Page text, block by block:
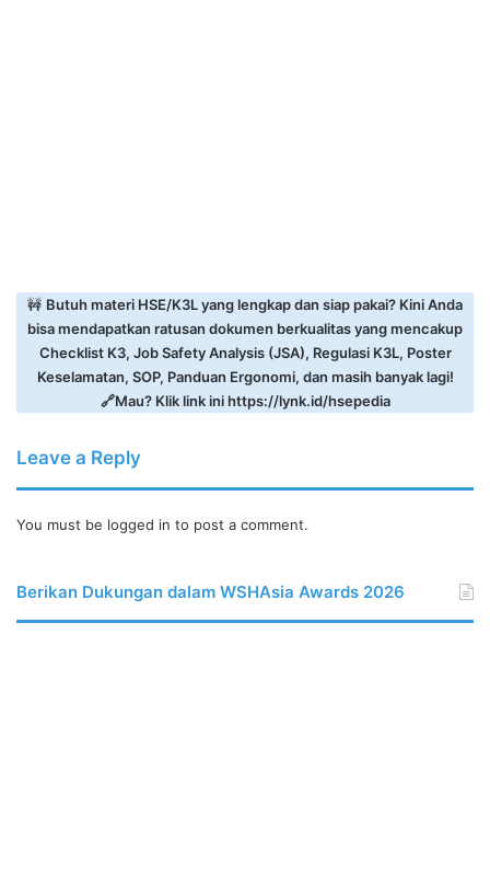
🚧 Butuh materi HSE/K3L yang lengkap dan siap pakai? Kini Anda
bisa mendapatkan ratusan dokumen berkualitas yang mencakup
Checklist K3, Job Safety Analysis (JSA), Regulasi K3L, Poster
Keselamatan, SOP, Panduan Ergonomi, dan masih banyak lagi!
🔗Mau? Klik link inihttps://lynk.id/hsepedia
Leave a Reply
You must be logged in to post a comment.
Berikan Dukungan dalam WSHAsia Awards 2026